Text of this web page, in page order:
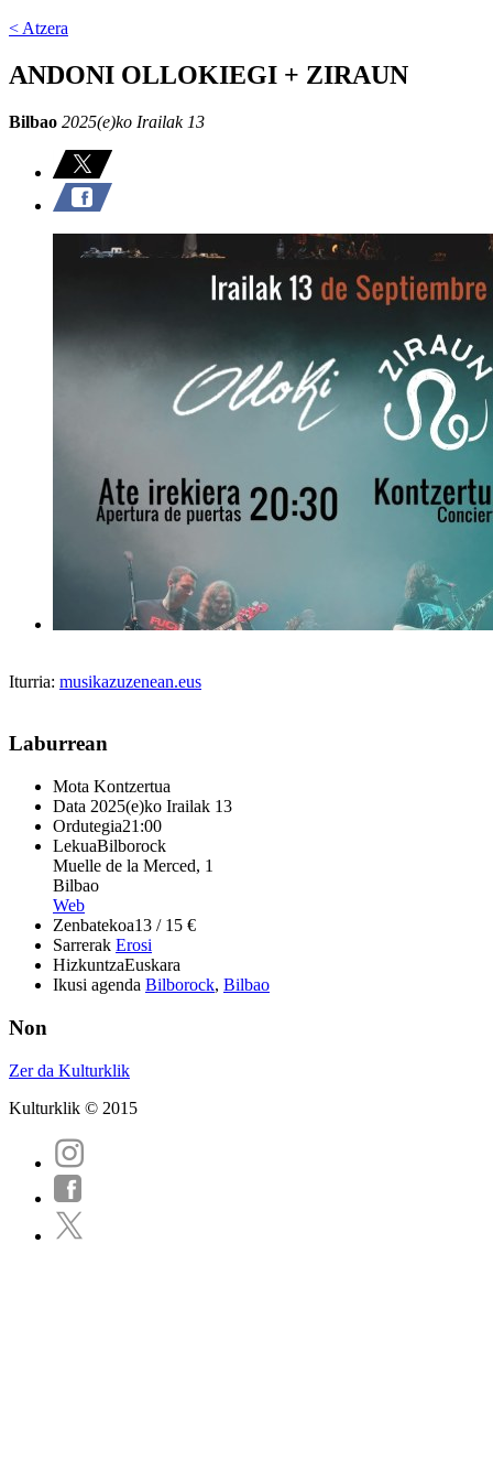
< Atzera
ANDONI OLLOKIEGI + ZIRAUN
Bilbao 2025(e)ko Irailak 13
Iturria: musikazuzenean.eus
Laburrean
Mota Kontzertua
Data 2025(e)ko Irailak 13
Ordutegia21:00
LekuaBilborock
Muelle de la Merced, 1
Bilbao
Web
Zenbatekoa13 / 15 €
Sarrerak Erosi
HizkuntzaEuskara
Ikusi agenda Bilborock, Bilbao
Non
Zer da Kulturklik
Kulturklik © 2015